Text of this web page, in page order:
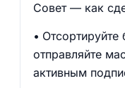
Совет — как
Отсортируйте
отправляйте
активным